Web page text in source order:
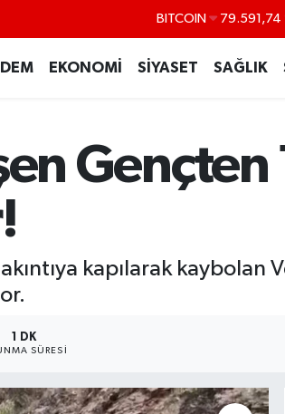
DOLAR 45,43620
EURO
BİST100
EKONOMİ SİYASET SAĞLIK
kapılarak
1 DK
SÜRESI